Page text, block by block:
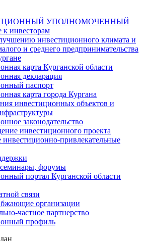
УПОЛНОМОЧЕННЫЙ
инвесторам
инвестиционного климата и
и среднего предпринимательства
карта Курганской области
декларация
паспорт
карта города Кургана
инвестиционных объектов и
законодательство
инвестиционного проекта
привлекательные
форумы
портал Курганской области
связи
организации
частное партнерство
профиль